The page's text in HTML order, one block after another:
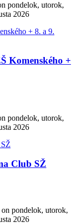
pondelok, utorok,
2026
Komenského +
pondelok, utorok,
2026
Club SŽ
pondelok, utorok,
2026